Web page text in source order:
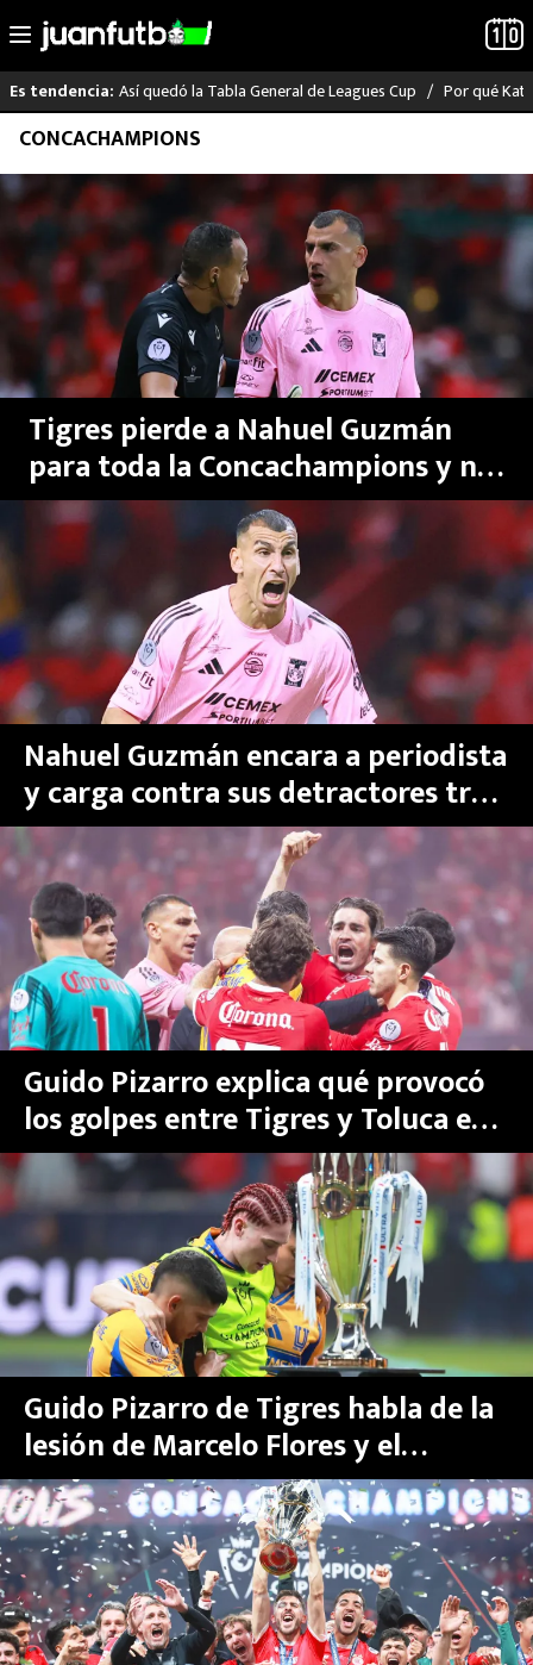
Saltar
contenido
Es tendencia: Así quedó la Tabla General de Leagues Cup Por qué
LO ÚLTIMO
LIGA MX
RAYADOS
PUMAS
ATLANTE
SELECCIÓN MEXICANA
FUTBOL INTERNACIONAL
MEXICANOS EN EL EXTRANJERO
FUTBOL ESTUFA
FÓRMULA 1
BOXEO
LIGA MX
NFL
CONCACHAMPIONS
Tigres pierde a Nahuel Guzmán
para toda la Concachampions y no
es el único castigado de Liga MX
Nahuel Guzmán encara a periodista
y carga contra sus detractores tras
perder la Final de Concachampions
2026
Guido Pizarro explica qué provocó
los golpes entre Tigres y Toluca en
la Final de Concachampions 2026
Guido Pizarro de Tigres habla de la
lesión de Marcelo Flores y el
panorama no es alentador